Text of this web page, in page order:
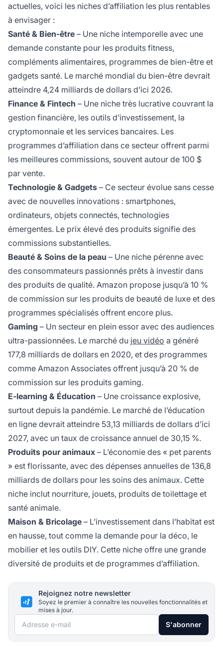
actuelles, voici les niches d’affiliation les plus rentables
à envisager :
Santé & Bien-être – Une niche intemporelle avec une
demande constante pour les produits fitness,
compléments alimentaires, programmes de bien-être et
gadgets santé. Le marché mondial du bien-être devrait
atteindre 4,24 milliards de dollars d’ici 2026.
Finance & Fintech – Une niche très lucrative couvrant la
gestion financière, les outils d’investissement, la
cryptomonnaie et les services bancaires. Les
programmes d’affiliation dans ce secteur offrent parmi
les meilleures commissions, souvent autour de 100 $
par vente.
Technologie & Gadgets – Ce secteur évolue sans cesse
avec de nouvelles innovations : smartphones,
ordinateurs, objets connectés, technologies
émergentes. Le prix élevé des produits signifie des
commissions substantielles.
Beauté & Soins de la peau – Une niche pérenne avec
des consommateurs passionnés prêts à investir dans
des produits de qualité. Amazon propose jusqu’à 10 %
de commission sur les produits de beauté de luxe et des
programmes spécialisés offrent encore plus.
Gaming – Un secteur en plein essor avec des audiences
ultra-passionnées. Le marché du jeu vidéo a généré
177,8 milliards de dollars en 2020, et des programmes
comme Amazon Associates offrent jusqu’à 20 % de
commission sur les produits gaming.
E-learning & Éducation – Une croissance explosive,
surtout depuis la pandémie. Le marché de l’éducation
en ligne devrait atteindre 53,13 milliards de dollars d’ici
2027, avec un taux de croissance annuel de 30,15 %.
Produits pour animaux – L’économie des « pet parents
» est florissante, avec des dépenses annuelles de 136,8
milliards de dollars pour les soins des animaux. Cette
niche inclut nourriture, jouets, produits de toilettage et
santé animale.
Maison & Bricolage – L’investissement dans l’habitat est
en hausse, tout comme la demande pour la déco, le
mobilier et les outils DIY. Cette niche offre une grande
diversité de produits et de programmes d’affiliation.
Rejoignez notre newsletter
Soyez le premier à connaître les nouvelles fonctionnalités et
mises à jour.
Adresse e-mail S'abonner